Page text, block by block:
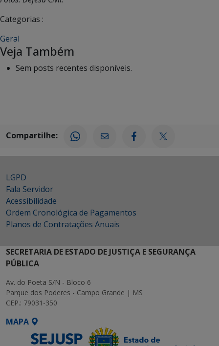
Categorias :
Geral
Veja Também
Sem posts recentes disponíveis.
Compartilhe:
LGPD
Fala Servidor
Acessibilidade
Ordem Cronológica de Pagamentos
Planos de Contratações Anuais
SECRETARIA DE ESTADO DE JUSTIÇA E SEGURANÇA
PÚBLICA
Av. do Poeta S/N - Bloco 6
Parque dos Poderes - Campo Grande | MS
CEP.: 79031-350
MAPA